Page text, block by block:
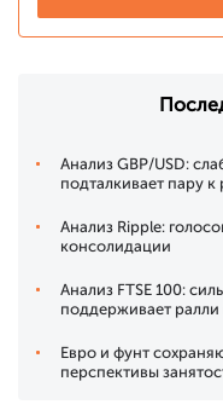
Анализ GBP/USD:
подталкивает пару к
Анализ Ripple:
консолидации
Анализ FTSE 100:
поддерживает
Евро и фунт
перспективы